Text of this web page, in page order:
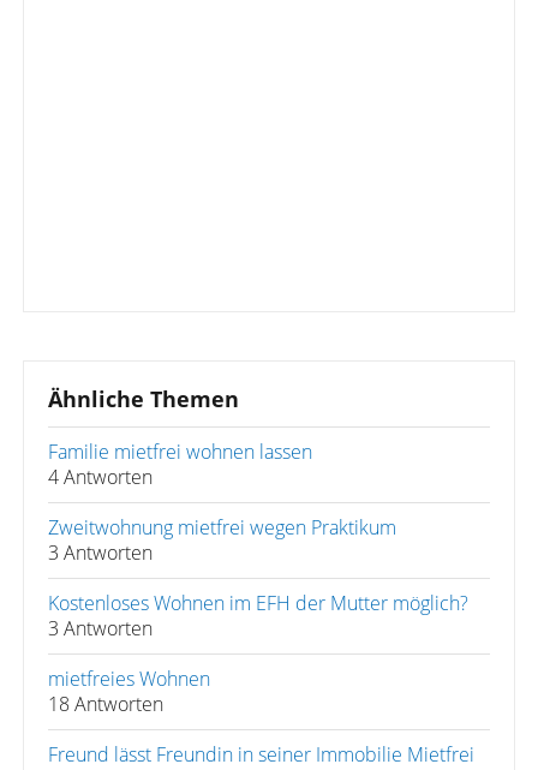
Ähnliche Themen
Familie mietfrei wohnen lassen
4 Antworten
Zweitwohnung mietfrei wegen Praktikum
3 Antworten
Kostenloses Wohnen im EFH der Mutter möglich?
3 Antworten
mietfreies Wohnen
18 Antworten
Freund lässt Freundin in seiner Immobilie Mietfrei